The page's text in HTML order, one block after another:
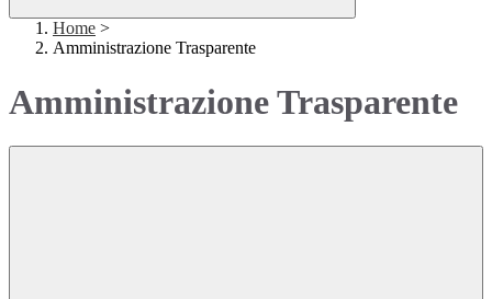
Home >
Amministrazione Trasparente
Amministrazione Trasparente